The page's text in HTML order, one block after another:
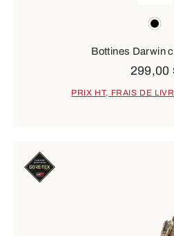
black
Bottines Darwin
299,00
PRIX HT, FRAIS DE